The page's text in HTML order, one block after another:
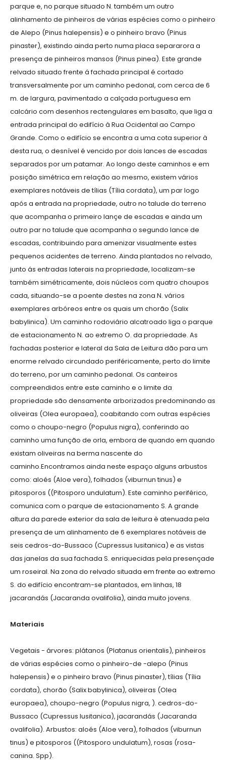
parque e, no parque situado N. também um outro
alinhamento de pinheiros de várias espécies como o pinheiro
de Alepo (Pinus halepensis) e o pinheiro bravo (Pinus
pinaster), existindo ainda perto numa placa separarora a
presença de pinheiros mansos (Pinus pinea). Este grande
relvado situado frente á fachada principal é cortado
transversalmente por um caminho pedonal, com cerca de 6
m. de largura, pavimentado a calçada portuguesa em
calcário com desenhos rectengulares em basalto, que liga a
entrada principal do edifício à Rua Ocidental ao Campo
Grande. Como o edifício se encontra a uma cota superior à
desta rua, o desnível é vencido por dois lances de escadas
separados por um patamar. Ao longo deste caminhos e em
posição simétrica em relação ao mesmo, existem vários
exemplares notáveis de tílias (Tília cordata), um par logo
após a entrada na propriedade, outro no talude do terreno
que acompanha o primeiro lançe de escadas e ainda um
outro par no talude que acompanha o segundo lance de
escadas, contribuindo para amenizar visualmente estes
pequenos acidentes de terreno. Ainda plantados no relvado,
junto ás entradas laterais na propriedade, localizam-se
também simétricamente, dois núcleos com quatro choupos
cada, situando-se a poente destes na zona N. vários
exemplares arbóreos entre os quais um chorão (Salix
babylinica). Um caminho rodoviário alcatroado liga o parque
de estacionamento N. ao extremo O. da propriedade. As
fachadas posterior e lateral da Sala de Leitura dão para um
enorme relvado circundado periféricamente, perto do limite
do terreno, por um caminho pedonal. Os canteiros
compreendidos entre este caminho e o limite da
propriedade são densamente arborizados predominando as
oliveiras (Olea europaea), coabitando com outras espécies
como o choupo-negro (Populus nigra), conferindo ao
caminho uma função de orla, embora de quando em quando
existam oliveiras na berma nascente do
caminho.Encontramos ainda neste espaço alguns arbustos
como: aloés (Aloe vera), folhados (viburnun tinus) e
pitosporos ((Pitosporo undulatum). Este caminho periférico,
comunica com o parque de estacionamento S. A grande
altura da parede exterior da sala de leitura è atenuada pela
presença de um alinhamento de 6 exemplares notáveis de
seis cedros-do-Bussaco (Cupressus lusitanica) e as vistas
das janelas da sua fachada S. enriquecidas pela presençade
um roseiral. Na zona do relvado situada em frente ao extremo
S. do edifício encontram-se plantados, em linhas, 18
jacarandás (Jacaranda ovalifolia), ainda muito jovens.
Materiais
Vegetais - árvores: plátanos (Platanus orientalis), pinheiros
de várias espécies como o pinheiro-de -alepo (Pinus
halepensis) e o pinheiro bravo (Pinus pinaster), tílias (Tília
cordata), chorão (Salix babylinica), oliveiras (Olea
europaea), choupo-negro (Populus nigra, ). cedros-do-
Bussaco (Cupressus lusitanica), jacarandás (Jacaranda
ovalifolia). Arbustos: aloés (Aloe vera), folhados (viburnun
tinus) e pitosporos ((Pitosporo undulatum), rosas (rosa-
canina. Spp).